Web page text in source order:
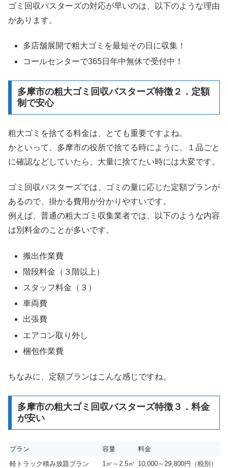
ゴミ回収バスターズの対応が早いのは、以下のような理由
があります。
多店舗展開で粗大ゴミを最短その日に収集！
コールセンターで365日年中無休で受付中！
多摩市の粗大ゴミ回収バスターズ特徴２．定額
制で安心
粗大ゴミを捨てる料金は、とても重要ですよね。
かといって、多摩市の役所で捨てる時にように、１品ごと
に確認などしていたら、大量に捨てたい時には大変です。
ゴミ回収バスターズでは、ゴミの量に応じた定額プランが
あるので、掛かる費用が分かりやすいです。
例えば、普通の粗大ゴミ収集業者では、以下のような内容
は別料金のことが多いです。
搬出作業費
階段料金（３階以上）
スタッフ料金（３）
車両費
出張費
エアコン取り外し
梱包作業費
ちなみに、定額プランはこんな感じですね。
多摩市の粗大ゴミ回収バスターズ特徴３．料金
が安い
プラン 容量
料金
軽トラック積み放題プラン
1㎥～2.5㎥ 10,000～29,800円（税別）